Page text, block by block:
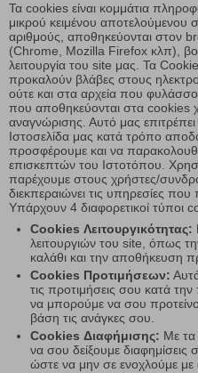
Τα cookies είναι κομμάτια
μικρού κειμένου
αριθμούς, αποθηκεύονται στον
(Chrome, Mozilla Firefox κλπ),
λειτουργία του site μας. Τα
προκαλούν βλάβες στους
ούτε και στα αρχεία που
που αποθηκεύονται στα cookies
αναγνώρισης. Αυτό μας
Ιστοσελίδα μας κατά τρόπο
προσφέρουμε και να
επισκεπτών του Ιστοτόπου.
παρέχουμε στους χρήστες/
διεκπεραιώνει τις υπηρεσίες
Υπάρχουν 4 διαφορετικοί τύποι
Cookies Λειτουργικότητας:
λειτουργιών του site, όπως
καλάθι και την αποθήκευση
Cookies Προτιμήσεων:
τις προτιμήσεις σου κατά
να μπορούμε να σου
βάση τις ανάγκες σου.
Cookies Διαφήμισης: Με τα
να σου δείξουμε διαφημίσεις
ώστε να μην σε ενοχλούμε με